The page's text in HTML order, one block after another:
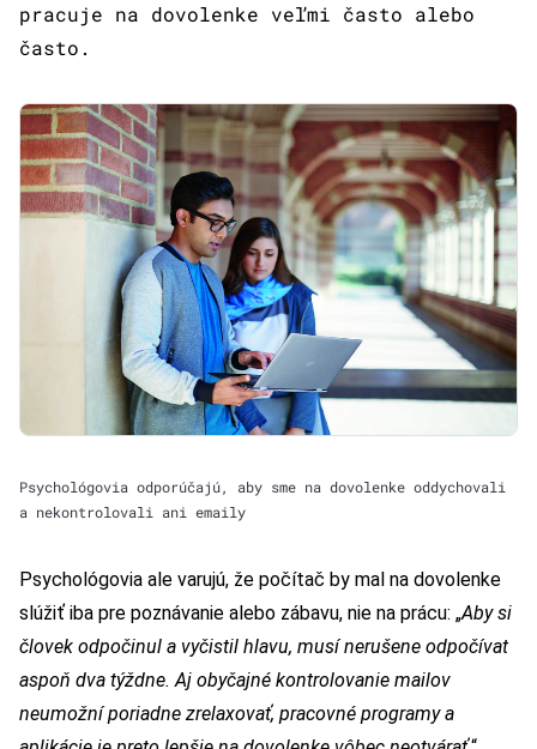
pracuje na dovolenke veľmi často alebo
často.
Psychológovia odporúčajú, aby sme na dovolenke oddychovali
a nekontrolovali ani emaily
Psychológovia ale varujú, že počítač by mal na dovolenke
slúžiť iba pre poznávanie alebo zábavu, nie na prácu: „Aby si
človek odpočinul a vyčistil hlavu, musí nerušene odpočívat
aspoň dva týždne. Aj obyčajné kontrolovanie mailov
neumožní poriadne zrelaxovať, pracovné programy a